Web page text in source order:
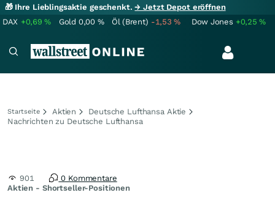
🎁 Ihre Lieblingsaktie geschenkt.→ Jetzt Depot eröffnen
DAX +0,69% Gold 0,00 % Öl (Brent) -1,53% Dow Jones +0,25%
Startseite Aktien
Deutsche Lufthansa Aktie
Nachrichten zu Deutsche Lufthansa
Aktien - Shortseller-Positionen
901 0 Kommentare